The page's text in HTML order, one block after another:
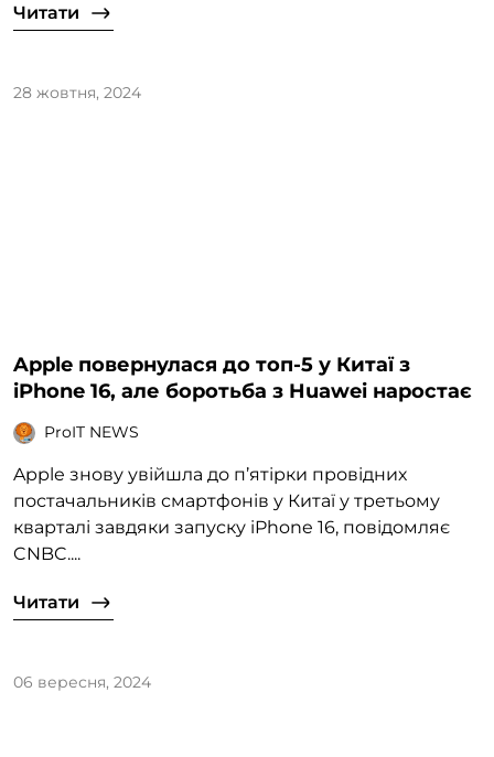
Читати
28 жовтня, 2024
Apple повернулася до топ-5 у Китаї з
iPhone 16, але боротьба з Huawei наростає
ProIT NEWS
Apple знову увійшла до п’ятірки провідних
постачальників смартфонів у Китаї у третьому
кварталі завдяки запуску iPhone 16, повідомляє
CNBC....
Читати
06 вересня, 2024